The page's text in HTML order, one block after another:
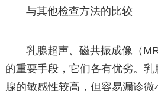
与其他检查方法的比较
乳腺超声、磁共振成像（
的重要手段，它们各有优劣。
腺的敏感性较高，但容易漏诊